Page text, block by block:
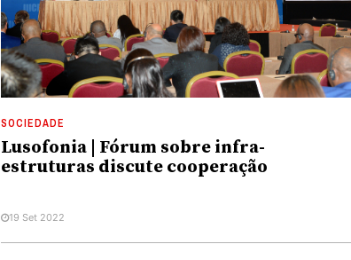
SOCIEDADE
Lusofonia | Fórum sobre infra-
estruturas discute cooperação
19 Set 2022